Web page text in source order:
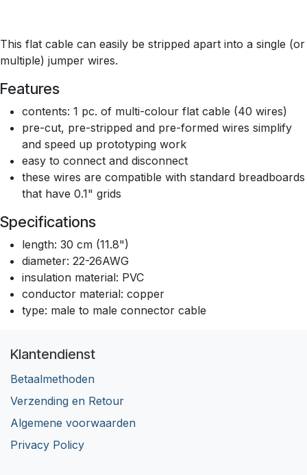
This flat cable can easily be stripped apart into a single (or
multiple) jumper wires.
Features
contents: 1 pc. of multi-colour flat cable (40 wires)
pre-cut, pre-stripped and pre-formed wires simplify
and speed up prototyping work
easy to connect and disconnect
these wires are compatible with standard breadboards
that have 0.1" grids
Specifications
length: 30 cm (11.8")
diameter: 22-26AWG
insulation material: PVC
conductor material: copper
type: male to male connector cable
Klantendienst
Betaalmethoden
Verzending en Retour
Algemene voorwaarden
Privacy Policy